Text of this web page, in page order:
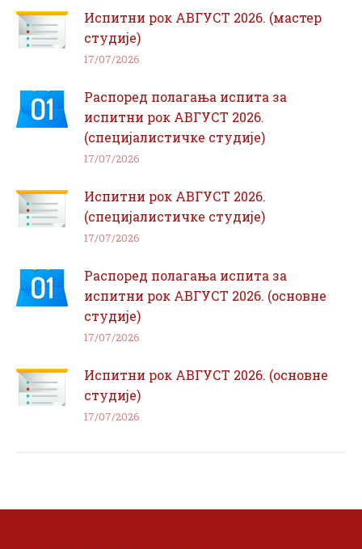
Испитни рок АВГУСТ 2026. (мастер
студије)
17/07/2026
Распоред полагања испита за
испитни рок АВГУСТ 2026.
(специјалистичке студије)
17/07/2026
Испитни рок АВГУСТ 2026.
(специјалистичке студије)
17/07/2026
Распоред полагања испита за
испитни рок АВГУСТ 2026. (основне
студије)
17/07/2026
Испитни рок АВГУСТ 2026. (основне
студије)
17/07/2026